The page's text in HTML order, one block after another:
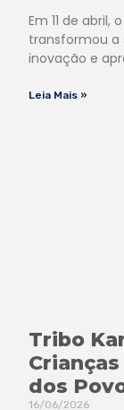
Em 11 de abril,
transformou a
inovação e
Leia Mais »
Tribo
dos
16/06/2026